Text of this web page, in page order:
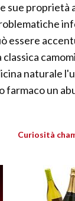
sue
essere
classica
naturale
farmaco un
Curiosità